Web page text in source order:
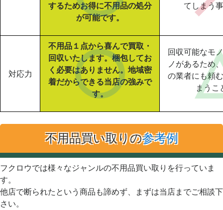
するためお得に不用品の処分
が可能です。
てしまう
対応力
不用品１点から喜んで買取・
回収いたします。梱包してお
く必要はありません。地域密
着だからできる当店の強みで
す。
回収可能なモ
ノがあるため
の業者にも頼
まうこ
不用品買い取りの参考例
フクロウでは様々なジャンルの不用品買い取りを行っていま
す。
他店で断られたという商品も諦めず、まずは当店までご相談下
さい。